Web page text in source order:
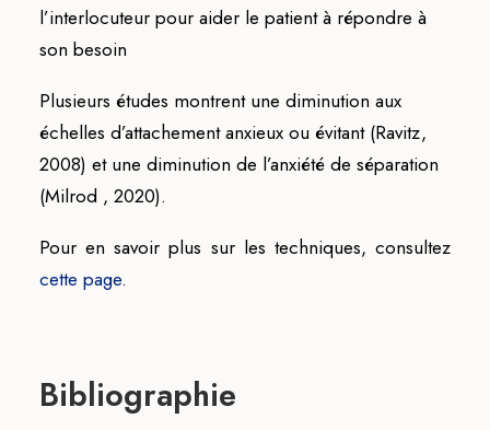
l’interlocuteur pour aider le patient à répondre à
son besoin
Plusieurs études montrent une diminution aux
échelles d’attachement anxieux ou évitant (Ravitz,
2008) et une diminution de l’anxiété de séparation
(Milrod , 2020).
Pour en savoir plus sur les techniques, consultez
cette page.
Bibliographie